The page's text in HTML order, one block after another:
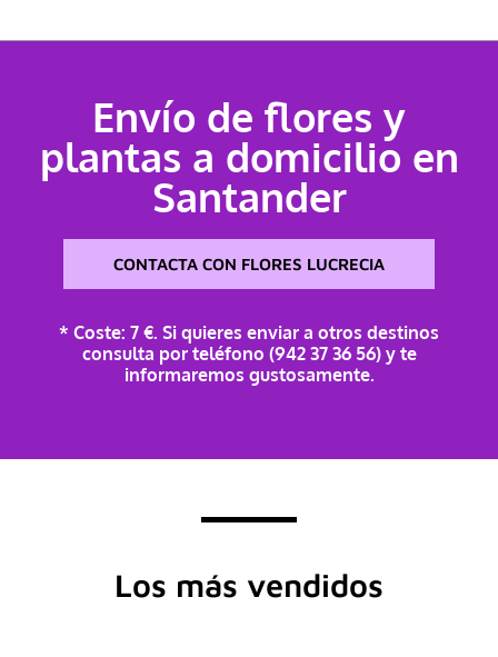
Envío de flores y
plantas a domicilio en
Santander
CONTACTA CON FLORES LUCRECIA
* Coste: 7 €. Si quieres enviar a otros destinos
consulta por teléfono (942 37 36 56) y te
informaremos gustosamente.
Los más vendidos